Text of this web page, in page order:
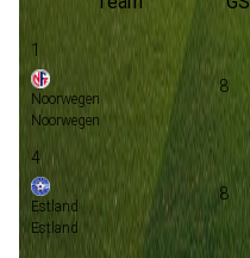
1
Noorwegen
Noorwegen
8
4
Estland
Estland
8